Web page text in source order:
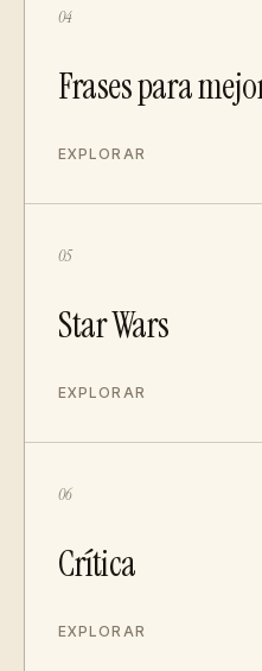
04
Frases para
EXPLORAR
05
Star Wars
EXPLORAR
06
Crítica
EXPLORAR